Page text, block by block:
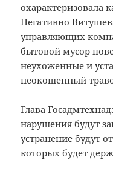
охарактеризовала
Негативно
управляющих
бытовой мусор
неухоженные и
неокошенный
Глава
нарушения будут
устранение будут
которых будет